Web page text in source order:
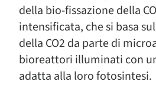
della bio-fissazione della
intensificata, che si basa
della CO2 da parte di
bioreattori illuminati con
adatta alla loro fotosintesi.